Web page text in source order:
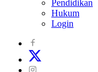
Pendidikan
Hukum
Login